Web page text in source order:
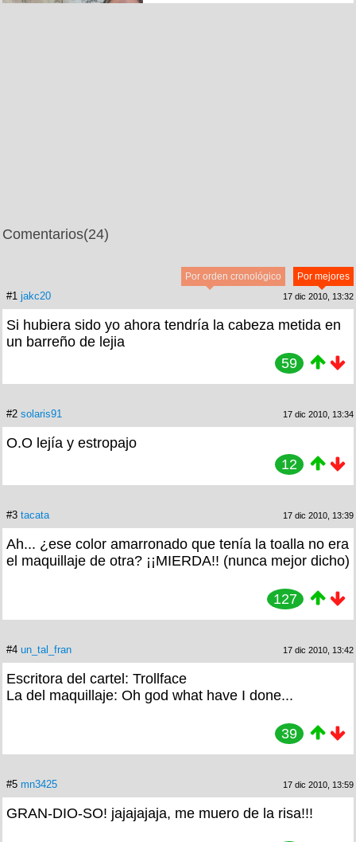
Comentarios(24)
Por mejores
Por orden cronológico
#1 jakc20 17 dic 2010, 13:32
Si hubiera sido yo ahora tendría la cabeza metida en
un barreño de lejia
59
#2 solaris91 17 dic 2010, 13:34
O.O lejía y estropajo
12
#3 tacata 17 dic 2010, 13:39
Ah... ¿ese color amarronado que tenía la toalla no era
el maquillaje de otra? ¡¡MIERDA!! (nunca mejor dicho)
127
#4 un_tal_fran 17 dic 2010, 13:42
Escritora del cartel: Trollface
La del maquillaje: Oh god what have I done...
39
#5 mn3425 17 dic 2010, 13:59
GRAN-DIO-SO! jajajajaja, me muero de la risa!!!